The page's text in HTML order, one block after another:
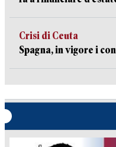
Crisi di Ceuta
Spagna, in vigore i